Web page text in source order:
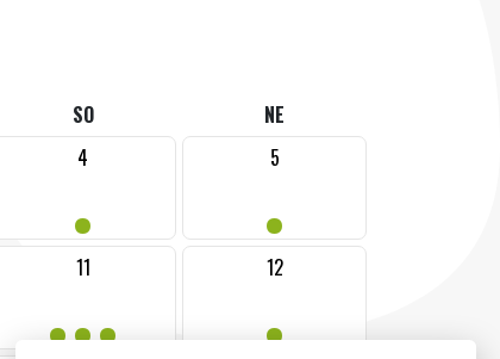
SO
NE
4
•
5
•
11
•••
12
•